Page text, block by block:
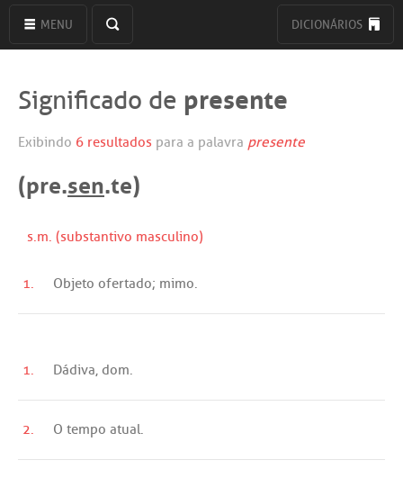
MENU DICIONÁRIOS
Significado de presente
Exibindo 6 resultados para a palavra presente
(pre.sen.te)
s.m. (substantivo masculino)
1. Objeto ofertado; mimo.
1. Dádiva, dom.
2. O tempo atual.